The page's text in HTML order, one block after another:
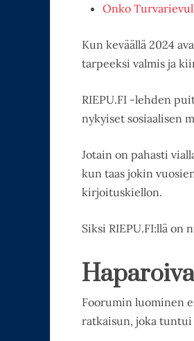
Onko
Kun keväällä 2024
tarpeeksi valmis ja
RIEPU.FI -lehden
nykyiset sosiaalisen
Jotain on pahasti
kun taas jokin
kirjoituskiellon.
Siksi RIEPU.FI:llä on
Foorumin luominen
ratkaisun, joka tuntui